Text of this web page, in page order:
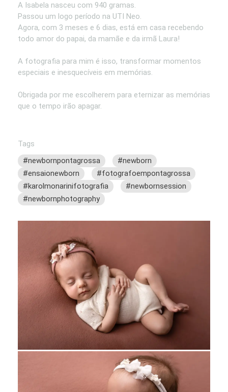
A Isabela nasceu com 940 gramas.
Passou um logo período na UTI Neo.
Agora, com 3 meses e 6 dias, está em casa recebendo
todo amor do papai, da mamãe e da irmã Laura!
A fotografia para mim é isso, transformar momentos
especiais e inesquecíveis em memórias.
Obrigada por me escolherem para eternizar as memórias
que o tempo irão apagar.
Tags
#newbornpontagrossa
#newborn
#ensaionewborn
#fotografoempontagrossa
#karolmonarinifotografia
#newbornsession
#newbornphotography